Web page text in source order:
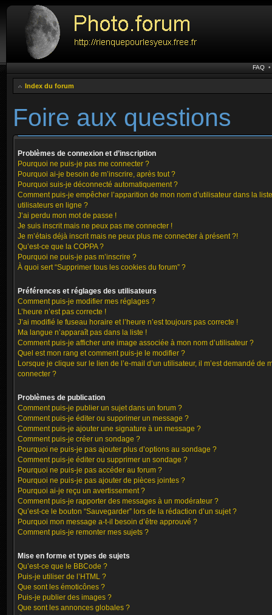
FAQ
Index du forum
Foire aux questions
Problèmes de connexion et d’inscription
Pourquoi ne puis-je pas me connecter ?
Pourquoi ai-je besoin de m’inscrire, après tout ?
Pourquoi suis-je déconnecté automatiquement ?
Comment puis-je empêcher l’apparition de mon nom d’utilisateur dans la
utilisateurs en ligne ?
J’ai perdu mon mot de passe !
Je suis inscrit mais ne peux pas me connecter !
Je m’étais déjà inscrit mais ne peux plus me connecter à présent ?!
Qu’est-ce que la COPPA ?
Pourquoi ne puis-je pas m’inscrire ?
À quoi sert “Supprimer tous les cookies du forum” ?
Préférences et réglages des utilisateurs
Comment puis-je modifier mes réglages ?
L’heure n’est pas correcte !
J’ai modifié le fuseau horaire et l’heure n’est toujours pas correcte !
Ma langue n’apparaît pas dans la liste !
Comment puis-je afficher une image associée à mon nom d’utilisateur ?
Quel est mon rang et comment puis-je le modifier ?
Lorsque je clique sur le lien de l’e-mail d’un utilisateur, il m’est demandé de
connecter ?
Problèmes de publication
Comment puis-je publier un sujet dans un forum ?
Comment puis-je éditer ou supprimer un message ?
Comment puis-je ajouter une signature à un message ?
Comment puis-je créer un sondage ?
Pourquoi ne puis-je pas ajouter plus d’options au sondage ?
Comment puis-je éditer ou supprimer un sondage ?
Pourquoi ne puis-je pas accéder au forum ?
Pourquoi ne puis-je pas ajouter de pièces jointes ?
Pourquoi ai-je reçu un avertissement ?
Comment puis-je rapporter des messages à un modérateur ?
Qu’est-ce le bouton “Sauvegarder” lors de la rédaction d’un sujet ?
Pourquoi mon message a-t-il besoin d’être approuvé ?
Comment puis-je remonter mes sujets ?
Mise en forme et types de sujets
Qu’est-ce que le BBCode ?
Puis-je utiliser de l’HTML ?
Que sont les émoticônes ?
Puis-je publier des images ?
Que sont les annonces globales ?